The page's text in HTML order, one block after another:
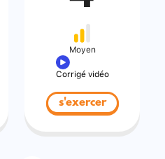
Moyen
Corrigé vidéo
s'exercer